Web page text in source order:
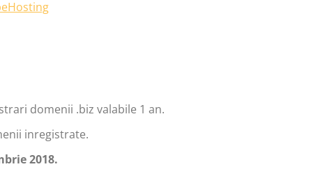
domenii .biz valabile 1 an.
inregistrate.
2018.